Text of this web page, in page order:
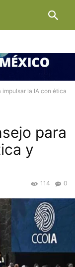
la IA con ética
para
y
0
114